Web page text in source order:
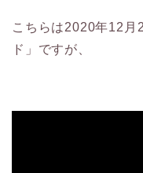
こちらは2020年12月
ド」ですが、